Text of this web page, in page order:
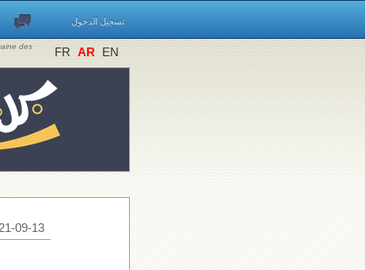
تسجيل الدخول
des
FR AR EN
09-13